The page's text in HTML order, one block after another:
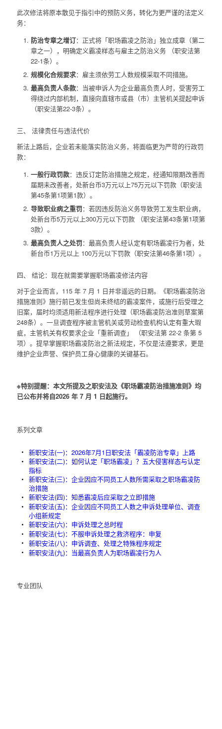
此次修法将原本散见于指引中的预防义务，转化为更严谨的法定义
务：
防治专章之增订：正式将「职场霸凌之防治」独立成章（第二
章之一），明确定义霸凌样态与雇主之防治义务 （职安法第
22-1条）。
规模化合规要求：雇主须依劳工人数规模采取不同措施。
最高负责人条款：当被申诉人为企业最高负责人时，受害劳工
得绕过内部机制，直接向直辖市或县（市）主管机关提起申诉
（职安法第22-3条）。
三、 法律责任与违法代价
新法上路后，企业若未能落实防治义务，将面临更为严苛的行政罚
款：
一般行政罚款：违反订定防治措施之规定，经通知限期改善而
届期未改善者，处新台币3万元以上75万元以下罚款（职安法
第45条第1项第1款）。
导致职业病之重罚：若因违反防治义务导致劳工发生职业病，
处新台币5万元以上300万元以下罚款 （职安法第43条第1项第
3款）。
最高负责人之处罚：最高负责人经认定有职场霸凌行为者，处
新台币1万元以上 100万元以下罚款（职安法第46条第1项）。
四、 结论：现在就需要掌握职场霸凌修法内容
对于企业而言，115 年 7 月 1 日并非遥远的日期。《职场霸凌防治
措施准则》施行前已发生但尚未终结的霸凌案件，或施行后受理之
旧案，届时均须适用新法程序进行处理（职场霸凌防治准则草案第
248条）。一旦调查程序被主管机关或劳动检查机构认定有重大瑕
疵，主管机关有权要求企业「重新调查」 （职安法第 22-2 条第 5
项）。提早掌握职场霸凌防治之新法规定，不仅是法遵要求，更是
维护企业声誉、保护员工身心健康的关键基石。
※特别提醒：本文所提及之职安法及《职场霸凌防治措施准则》均
已公布并将自2026 年 7 月 1 日起施行。
系列文章
新职安法(一)：2026年7月1日职安法「霸凌防治专章」上路
新职安法(二)：如何认定「职场霸凌」？五大侵害样态与认定
指标
新职安法(三)：企业因应不同员工人数所需采取之职场霸凌防
治措施
新职安法(四)：知悉霸凌后应采取之立即措施
新职安法(五)：企业因应不同员工人数之申诉处理单位、调查
小组新规定
新职安法(六)：申诉处理之总时程
新职安法(七)：不服申诉处理之救济程序：申复
新职安法(八)：申诉调查、处理之特殊程序规定
新职安法(九)：当最高负责人为职场霸凌行为人
专业团队